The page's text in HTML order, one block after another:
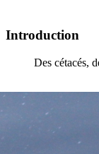
Introduction
Des cétacés,